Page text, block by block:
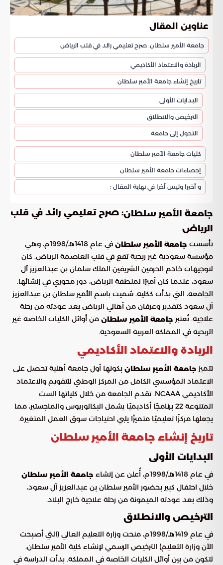
عناوين المقال
جامعة الأمير سلطان: صرح تعليمي رائد في قلب الرياض
الريادة والاعتماد الأكاديمي
تاريخ إنشاء جامعة الأمير سلطان
البدايات الأولى
الترخيص والانطلاق
التحول إلى جامعة
كليات جامعة الأمير سلطان
إحصاءات جامعة الأمير سلطان
و أخيرا وليس آخرا في نهاية المقال :
جامعة الأمير سلطان: صرح تعليمي رائد في قلب
الرياض
تأسست جامعة الأمير سلطان
في عام 1418هـ/1998م، وهي
مؤسسة سعودية غير ربحية تقع في قلب العاصمة الرياض. كان
لتوجيهات خادم الحرمين الشريفين الملك سلمان بن عبدالعزيز آل
سعود، عندما كان أميرًا لمنطقة الرياض، دور محوري في إنشائها.
الجامعة، التي بدأت ككلية، سُميت باسم الأمير سلطان بن عبدالعزيز
آل سعود كتقدير وعرفان من أهالي الرياض بعد عودته من رحلة
علاجية. تُعتبر جامعة الأمير سلطان من أوائل الكليات الخاصة غير
الربحية في المملكة العربية السعودية.
الريادة والاعتماد الأكاديمي
تتميز جامعة الأمير سلطان بكونها أول جامعة أهلية تحصل على
الاعتماد المؤسسي الكامل من المركز الوطني للتقويم والاعتماد
الأكاديمي NCAAA. تقدم الجامعة من خلال كلياتها الست
المتنوعة 22 برنامجًا أكاديميًا يشمل البكالوريوس والماجستير، مما
يجعلها مركزًا تعليميًا متميزًا يلبي احتياجات سوق العمل المتغيرة.
تاريخ إنشاء جامعة الأمير سلطان
البدايات الأولى
في عام 1418هـ/1998م، أُعلن عن إنشاء
جامعة الأمير سلطان
خلال احتفال كبير بحضور الأمير سلطان بن عبدالعزيز آل سعود،
وذلك بعد عودته الميمونة من رحلة علاجية خارج البلاد.
الترخيص والانطلاق
في عام 1419هـ/1998م، منحت وزارة التعليم العالي (التي أصبحت
الآن وزارة التعليم) الترخيص الرسمي لإنشاء كلية الأمير سلطان،
لتكون من بين أوائل الكليات الخاصة في المملكة. بدأت الدراسة في